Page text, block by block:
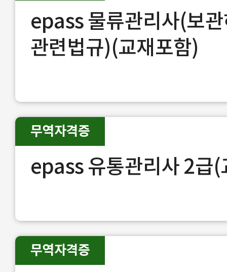
epass 물류관리사(보
관련법규)(교재포함)
epass 유통관리사 2급(
무역자격증
무역자격증